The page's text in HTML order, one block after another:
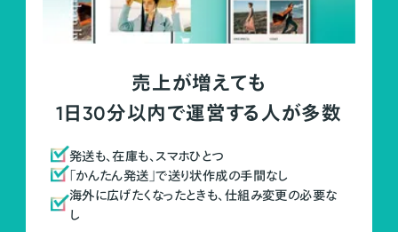
売上が増えても
1日30分以内で運営する人が多数
発送も、在庫も、スマホひとつ
「かんたん発送」で送り状作成の手間なし
海外に広げたくなったときも、仕組み変更の必要な
し